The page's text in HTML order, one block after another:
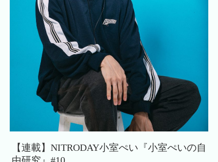
【連載】NITRODAY小室ぺい『小室ぺいの自